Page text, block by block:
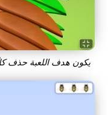
يكون هدف اللعبة حذف كلّ